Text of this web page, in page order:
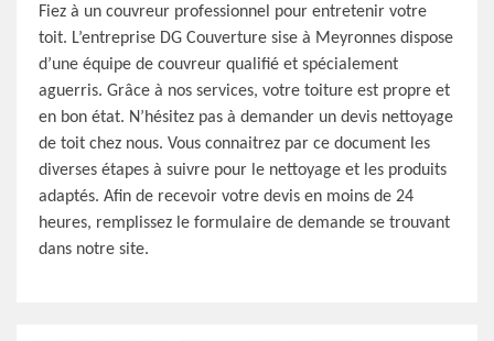
Fiez à un couvreur professionnel pour entretenir votre
toit. L’entreprise DG Couverture sise à Meyronnes dispose
d’une équipe de couvreur qualifié et spécialement
aguerris. Grâce à nos services, votre toiture est propre et
en bon état. N’hésitez pas à demander un devis nettoyage
de toit chez nous. Vous connaitrez par ce document les
diverses étapes à suivre pour le nettoyage et les produits
adaptés. Afin de recevoir votre devis en moins de 24
heures, remplissez le formulaire de demande se trouvant
dans notre site.